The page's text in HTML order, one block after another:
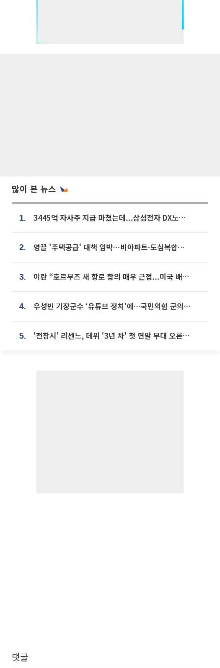
많이 본 뉴스
1. 3445억 자사주 지급 마쳤는데...삼성전자 DX노조, 뒤늦은 '떼쓰기 집회'
2. 영끌 '주택공급' 대책 임박⋯비아파트·도심복합까지 총동원
3. 이란 “호르무즈 새 항로 합의 매우 근접...미국 배상 먼저”
4. 우성빈 기장군수 ‘유튜브 정치’에…국민의힘 군의원들 집단 반발
5. '전참시' 리센느, 데뷔 '3년 차' 첫 연말 무대 오른다⋯"그동안 섭외 안 와"
댓글